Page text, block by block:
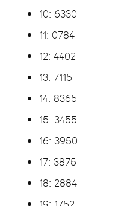
10: 6330
11: 0784
12: 4402
13: 7115
14: 8365
15: 3455
16: 3950
17: 3875
18: 2884